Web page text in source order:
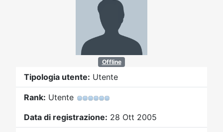
Forum
Offline
Tipologia utente: Utente
Rank: Utente
Data di registrazione: 28 Ott 2005